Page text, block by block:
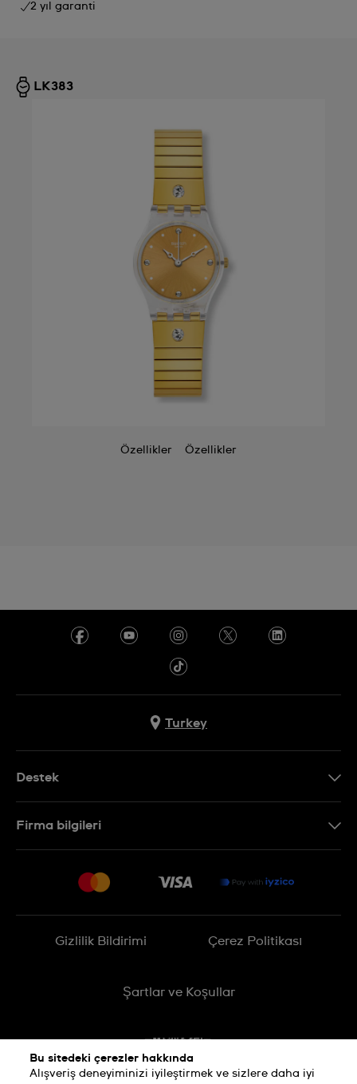
2 yıl garanti
LK383
Özellikler Özellikler
Turkey
Destek
İade Politikası
Firma bilgileri
Gizlilik Bildirimi Çerez Politikası
Şartlar ve Koşullar
Bu sitedeki çerezler hakkında
Alışveriş deneyiminizi iyileştirmek ve sizlere daha iyi